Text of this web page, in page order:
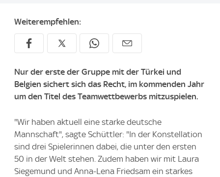
Weiterempfehlen:
Nur der erste der Gruppe mit der Türkei und
Belgien sichert sich das Recht, im kommenden Jahr
um den Titel des Teamwettbewerbs mitzuspielen.
"Wir haben aktuell eine starke deutsche
Mannschaft", sagte Schüttler: "In der Konstellation
sind drei Spielerinnen dabei, die unter den ersten
50 in der Welt stehen. Zudem haben wir mit Laura
Siegemund und Anna-Lena Friedsam ein starkes